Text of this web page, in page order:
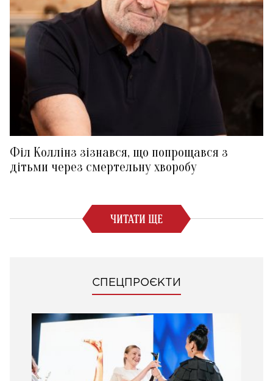
Філ Коллінз зізнався, що попрощався з
дітьми через смертельну хворобу
ЧИТАТИ ЩЕ
СПЕЦПРОЄКТИ